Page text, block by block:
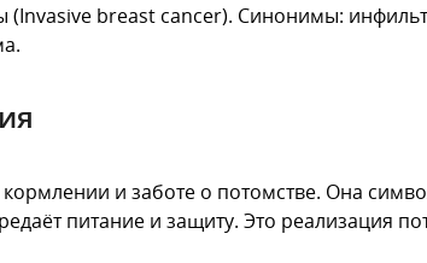
breast cancer). Синонимы:
и заботе о потомстве. Она
питание и защиту. Это реализация